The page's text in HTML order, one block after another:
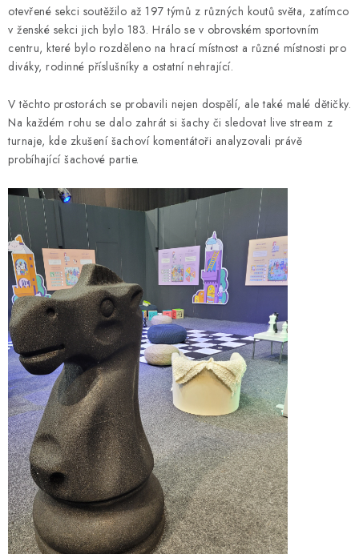
otevřené sekci soutěžilo až 197 týmů z různých koutů světa, zatímco
v ženské sekci jich bylo 183. Hrálo se v obrovském sportovním
centru, které bylo rozděleno na hrací místnost a různé místnosti pro
diváky, rodinné příslušníky a ostatní nehrající.
V těchto prostorách se probavili nejen dospělí, ale také malé dětičky.
Na každém rohu se dalo zahrát si šachy či sledovat live stream z
turnaje, kde zkušení šachoví komentátoři analyzovali právě
probíhající šachové partie.